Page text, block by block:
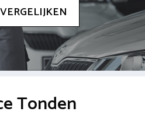
Tonden